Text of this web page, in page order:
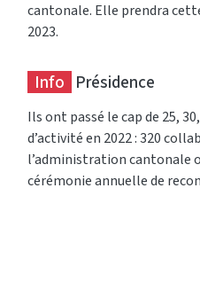
cantonale. Elle prendra
2023.
Info Présidence
Ils ont passé le cap de 25,
d’activité en 2022 : 320
l’administration cantonale
cérémonie annuelle de